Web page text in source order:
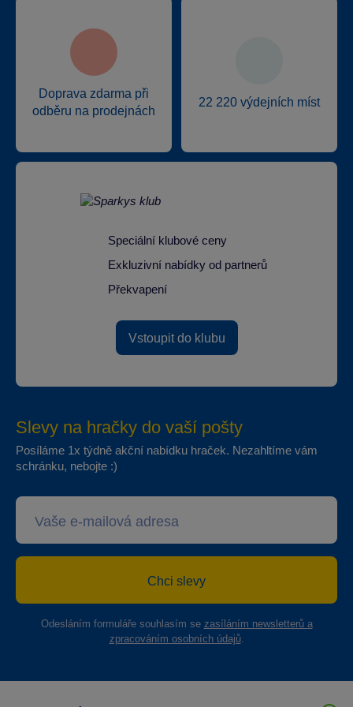
Doprava zdarma při
odběru na prodejnách
22 220 výdejních míst
Speciální klubové ceny
Exkluzivní nabídky od partnerů
Překvapení
Vstoupit do klubu
Slevy na hračky do vaší pošty
Posíláme 1x týdně akční nabídku hraček. Nezahltíme vám
schránku, nebojte :)
Chci slevy
Odesláním formuláře souhlasím se zasíláním newsletterů a
zpracováním osobních údajů.